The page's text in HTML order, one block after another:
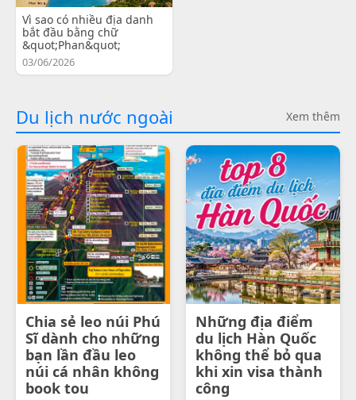
Vì sao có nhiều địa danh
bắt đầu bằng chữ
&quot;Phan&quot;
03/06/2026
Du lịch nước ngoài Xem thêm
Chia sẻ leo núi Phú
Sĩ dành cho những
bạn lần đầu leo
núi cá nhân không
book tou
Những địa điểm
du lịch Hàn Quốc
không thể bỏ qua
khi xin visa thành
công